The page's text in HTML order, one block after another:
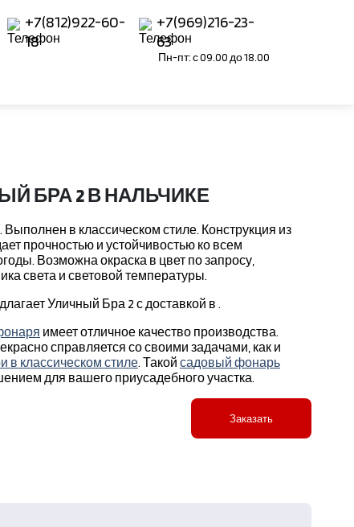
+7(812)922-60-
18
+7(969)216-23-
63
Пн-пт: с 09.00 до 18.00
БРА 2 В НАЛЬЧИКЕ
в классическом стиле. Конструкция из
прочностью и устойчивостью ко всем
Возможна окраска в цвет по запросу,
света и световой температуры.
Уличный Бра 2 с доставкой в .
имеет отличное качество производства.
справляется со своими задачами, как и
в классическом стиле. Такой садовый фонарь
для вашего приусадебного участка.
Заказать